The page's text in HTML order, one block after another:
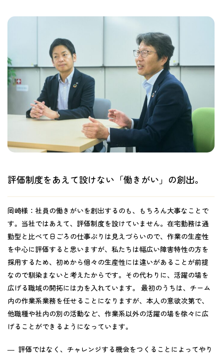
評価制度をあえて設けない「働きがい」の創出。
岡崎様： 社員の働きがいを創出するのも、もちろん大事なことで
す。当社ではあえて、評価制度を設けていません。在宅勤務は通
勤型と比べて日ごろの仕事ぶりは見えづらいので、作業の生産性
を中心に評価すると思いますが、私たちは幅広い障害特性の方を
採用するため、初めから個々の生産性には違いがあることが前提
なので馴染まないと考えたからです。その代わりに、活躍の場を
広げる職域の開拓には力を入れています。 最初のうちは、チーム
内の作業系業務を任せることになりますが、本人の意欲次第で、
他職種や社内の別の活動など、作業系以外の活躍の場を徐々に広
げることができるようになっています。
― 評価ではなく、チャレンジする機会をつくることによってやり